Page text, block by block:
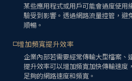
某些應用程式或用戶可能會過度使用
驗受到影響。透過網路流量控管，避
順暢。
增加頻寬提升效率
企業內部若需要經常傳輸大型檔案、
提升效率可以增加頻寬加快傳輸速度
足夠的網路速度和頻寬。